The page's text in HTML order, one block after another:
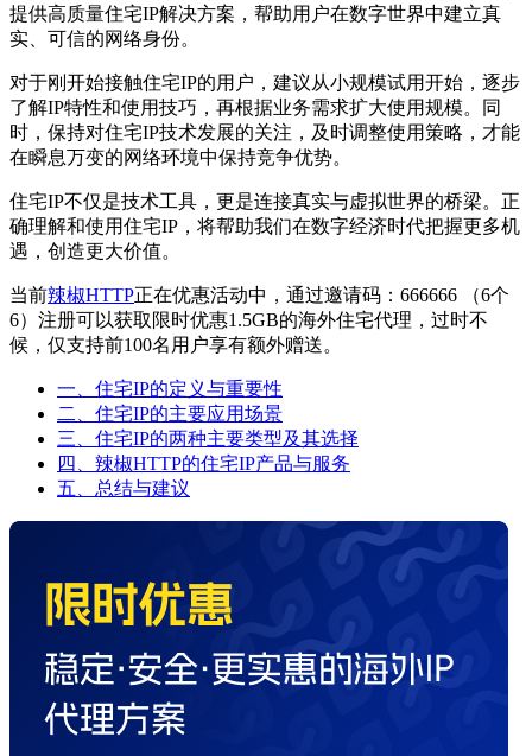
提供高质量住宅IP解决方案，帮助用户在数字世界中建立真
实、可信的网络身份。
对于刚开始接触住宅IP的用户，建议从小规模试用开始，逐步
了解IP特性和使用技巧，再根据业务需求扩大使用规模。同
时，保持对住宅IP技术发展的关注，及时调整使用策略，才能
在瞬息万变的网络环境中保持竞争优势。
住宅IP不仅是技术工具，更是连接真实与虚拟世界的桥梁。正
确理解和使用住宅IP，将帮助我们在数字经济时代把握更多机
遇，创造更大价值。
当前辣椒HTTP正在优惠活动中，通过邀请码：666666 （6个
6）注册可以获取限时优惠1.5GB的海外住宅代理，过时不
候，仅支持前100名用户享有额外赠送。
一、住宅IP的定义与重要性
二、住宅IP的主要应用场景
三、住宅IP的两种主要类型及其选择
四、辣椒HTTP的住宅IP产品与服务
五、总结与建议